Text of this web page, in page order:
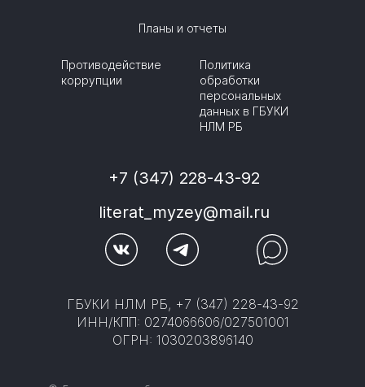
Планы и отчеты
Противодействие
коррупции
Политика
обработки
персональных
данных в ГБУКИ
НЛМ РБ
+7 (347) 228-43-92
literat_myzey@mail.ru
ГБУКИ НЛМ РБ, +7 (347) 228-43-92
ИНН/КПП: 0274066606/027501001
ОГРН: 1030203896140